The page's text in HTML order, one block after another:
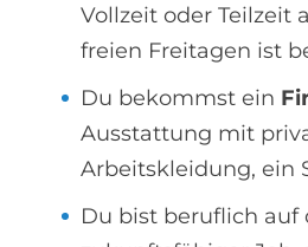
Vollzeit oder Teilzeit
freien Freitagen ist
Du bekommst ein
Ausstattung mit
Arbeitskleidung, ein
Du bist beruflich auf